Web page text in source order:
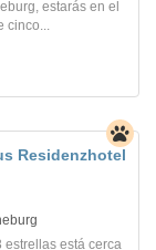
estarás en el
cinco...
Residenzhotel
estrellas está cerca